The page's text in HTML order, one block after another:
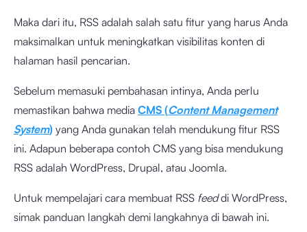
Maka dari itu, RSS adalah salah satu fitur yang harus Anda
maksimalkan untuk meningkatkan visibilitas konten di
halaman hasil pencarian.
Sebelum memasuki pembahasan intinya, Anda perlu
memastikan bahwa media CMS (Content Management
System) yang Anda gunakan telah mendukung fitur RSS
ini. Adapun beberapa contoh CMS yang bisa mendukung
RSS adalah WordPress, Drupal, atau Joomla.
Untuk mempelajari cara membuat RSS feeddi WordPress,
simak panduan langkah demi langkahnya di bawah ini.